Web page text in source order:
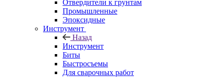
Отвердители к грунтам
Промышленные
Эпоксидные
Инструмент
Назад
Инструмент
Биты
Быстросъемы
Для сварочных работ